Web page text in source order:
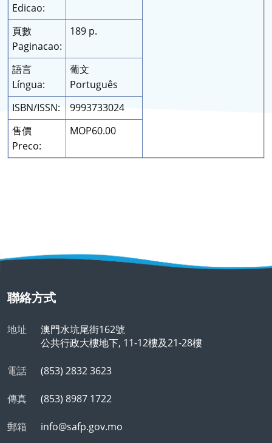
Edicao:
頁數
Paginacao:
189 p.
語言
Língua:
葡文
Português
ISBN/ISSN:
9993733024
售價
Preco:
MOP60.00
聯絡方式
地址
澳門水坑尾街162號
公共行政大樓地下, 11-12樓及21-28樓
電話 (853) 2832 3623
傳真 (853) 8987 1722
郵箱 info@safp.gov.mo